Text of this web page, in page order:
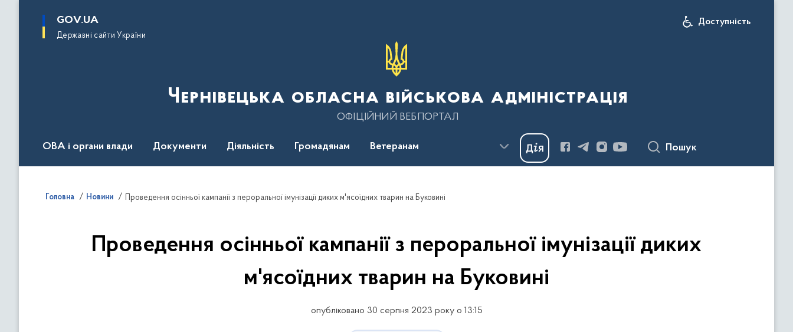
основного
GOV.UA
Державні сайти України
Доступність
Чернівецька обласна військова адміністрація
ОФІЦІЙНИЙ ВЕБПОРТАЛ
ОВА і органи влади Документи Діяльність Громадянам Ветеранам Пошук
Головна Новини Проведення осінньої кампанії з пероральної імунізації диких м'ясоїдних тварин на Буковині
Проведення осінньої кампанії з пероральної імунізації диких
м'ясоїдних тварин на Буковині
опубліковано 30 серпня 2023 року о 13:15